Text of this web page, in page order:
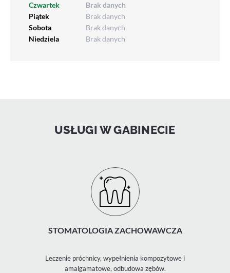
Czwartek
Brak danych
Piątek
Brak danych
Sobota
Brak danych
Niedziela
Brak danych
USŁUGI W GABINECIE
STOMATOLOGIA ZACHOWAWCZA
Leczenie próchnicy, wypełnienia kompozytowe i
amalgamatowe, odbudowa zębów.